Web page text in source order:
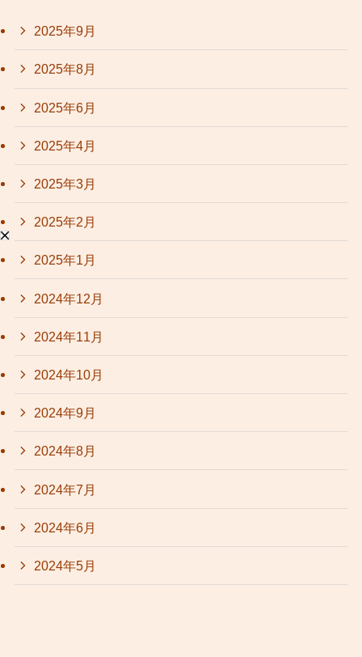
2025年9月
2025年8月
2025年6月
2025年4月
2025年3月
2025年2月
2025年1月
2024年12月
2024年11月
2024年10月
2024年9月
2024年8月
2024年7月
2024年6月
2024年5月